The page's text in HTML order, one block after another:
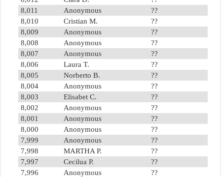
8,011
Anonymous
??
8,010
Cristian M.
??
8,009
Anonymous
??
8,008
Anonymous
??
8,007
Anonymous
??
8,006
Laura T.
??
8,005
Norberto B.
??
8,004
Anonymous
??
8,003
Elisabet C.
??
8,002
Anonymous
??
8,001
Anonymous
??
8,000
Anonymous
??
7,999
Anonymous
??
7,998
MARTHA P.
??
7,997
Cecilua P.
??
7,996
Anonymous
??